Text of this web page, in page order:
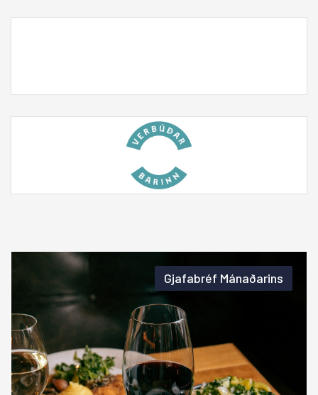
Gjafabréf Mánaðarins